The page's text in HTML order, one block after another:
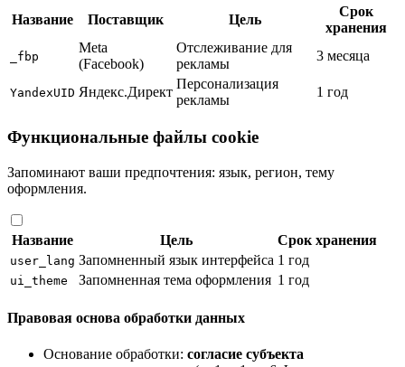
Название Поставщик Цель
Срок
хранения
_fbp
Meta
(Facebook)
Отслеживание для
рекламы
3 месяца
YandexUID Яндекс.Директ
Персонализация
рекламы
1 год
Функциональные файлы cookie
Запоминают ваши предпочтения: язык, регион, тему
оформления.
Название Цель Срок хранения
user_lang Запомненный язык интерфейса 1 год
ui_theme Запомненная тема оформления 1 год
Правовая основа обработки данных
Основание обработки: согласие субъекта